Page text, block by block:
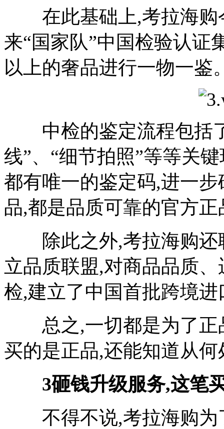
在此基础上,考拉海购
来“国家队”中国检验认证
以上的奢品进行一物一鉴
中检的鉴定流程包括了
线”、“细节拍照”等等关
都有唯一的鉴定码,进一
品,都是品质可靠的官方正
除此之外,考拉海购还
立品质联盟,对商品品质
检,建立了中国首批跨境
总之,一切都是为了正
买的是正品,还能知道从
3砸钱升级服务,这笔
不得不说,考拉海购为